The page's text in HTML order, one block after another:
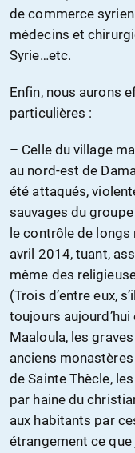
de commerce
médecins et
Syrie…etc.
Enfin, nous aurons
particulières :
– Celle du village
au nord-est de
été attaqués,
sauvages du
le contrôle de
avril 2014, tuant,
même des
(Trois d’entre eux,
toujours aujourd’hui
Maaloula, les
anciens
de Sainte Thècle,
par haine du
aux habitants par
étrangement ce que